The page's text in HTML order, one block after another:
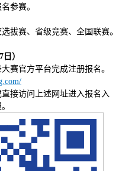
参赛。
拔赛、省级竞赛、全国联赛。
日）
赛官方平台完成注册报名。
接访问上述网址进入报名入